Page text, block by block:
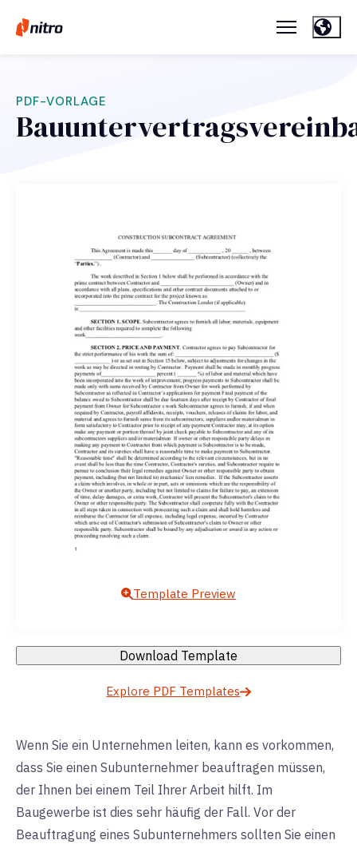
PDF-VORLAGE
Template Preview
Download Template
Explore PDF Templates
Wenn Sie ein Unternehmen leiten, kann es vorkommen,
dass Sie einen Subunternehmer beauftragen müssen,
der Ihnen bei einem Teil Ihrer Arbeit hilft. Im
Baugewerbe ist dies sehr häufig der Fall. Vor der
Beauftragung eines Subunternehmers sollten Sie einen